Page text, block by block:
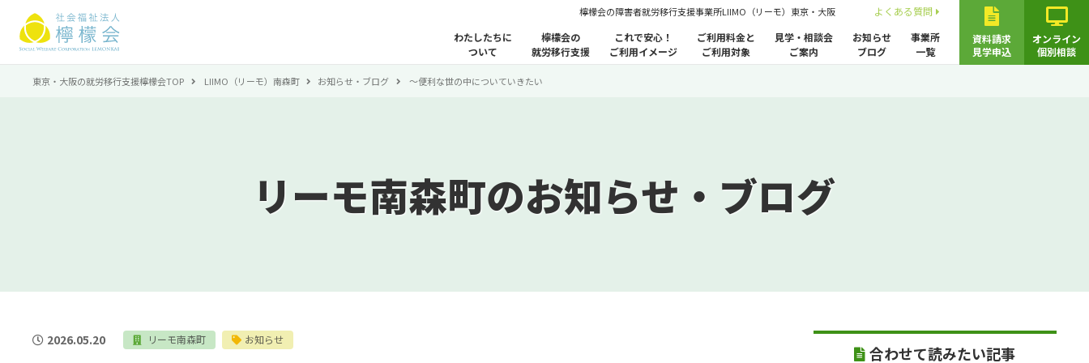
檸檬会の障害者就労移行支援事業所LIIMO（リーモ）東京・大阪
よくある質問
わたしたちに
ついて
檸檬会の
就労移行支援
これで安心！
ご利用イメージ
ご利用料金と
ご利用対象
見学・相談会
ご案内
お知らせ
ブログ
事業所
一覧
資料請求
見学申込
オンライン
個別相談
東京・大阪の就労移行支援檸檬会TOP LIIMO（リーモ）南森町 お知らせ・ブログ 〜便利な世の中についていきたい
リーモ南森町のお知らせ・ブログ
2026.05.20 リーモ南森町 お知らせ
合わせて読みたい記事